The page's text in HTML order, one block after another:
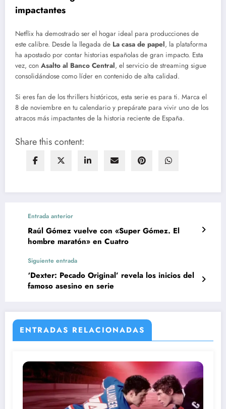
impactantes
Netflix ha demostrado ser el hogar ideal para producciones de
este calibre. Desde la llegada de La casa de papel, la plataforma
ha apostado por contar historias españolas de gran impacto. Esta
vez, con Asalto al Banco Central, el servicio de streaming sigue
consolidándose como líder en contenido de alta calidad.
Si eres fan de los thrillers históricos, esta serie es para ti. Marca el
8 de noviembre en tu calendario y prepárate para vivir uno de los
atracos más impactantes de la historia reciente de España.
Share this content:
Entrada anterior
Raúl Gómez vuelve con «Super Gómez. El
hombre maratón» en Cuatro
Siguiente entrada
‘Dexter: Pecado Original’ revela los inicios del
famoso asesino en serie
ENTRADAS RELACIONADAS